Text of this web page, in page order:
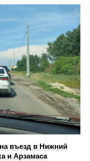
въезд в Нижний
и Арзамаса